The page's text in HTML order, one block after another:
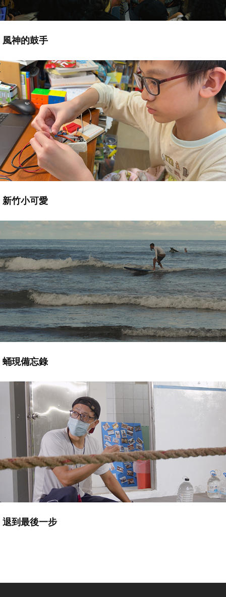
風神的鼓手
新竹小可愛
蛹現備忘錄
退到最後一步